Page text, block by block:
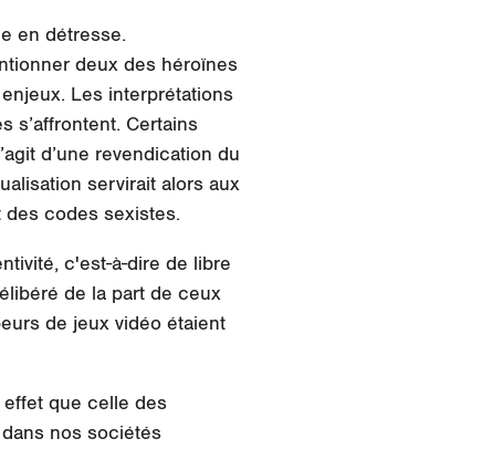
en détresse.
deux des héroïnes
Les interprétations
s’affrontent. Certains
d’une revendication du
servirait alors aux
des codes sexistes.
, c'est-à-dire de libre
de la part de ceux
de jeux vidéo étaient
effet que celle des
nos sociétés